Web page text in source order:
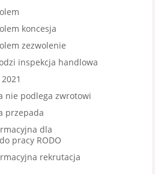
koncesja
zezwolenie
inspekcja handlowa
nie podlega zwrotowi
przepada
dla
pracy RODO
rekrutacja